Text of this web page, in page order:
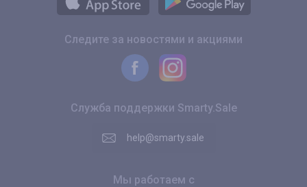
Следите за новостями и акциями
Служба поддержки Smarty.Sale
help@smarty.sale
Мы работаем с